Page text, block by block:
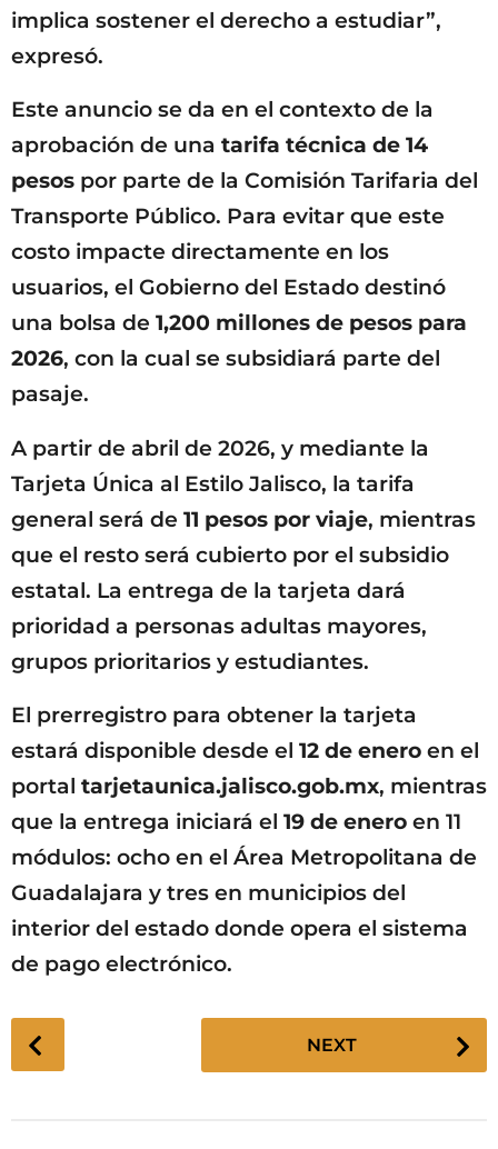
implica sostener el derecho a estudiar”,
expresó.
Este anuncio se da en el contexto de la
aprobación de una tarifa técnica de 14
pesos por parte de la Comisión Tarifaria del
Transporte Público. Para evitar que este
costo impacte directamente en los
usuarios, el Gobierno del Estado destinó
una bolsa de 1,200 millones de pesos para
2026, con la cual se subsidiará parte del
pasaje.
A partir de abril de 2026, y mediante la
Tarjeta Única al Estilo Jalisco, la tarifa
general será de 11 pesos por viaje, mientras
que el resto será cubierto por el subsidio
estatal. La entrega de la tarjeta dará
prioridad a personas adultas mayores,
grupos prioritarios y estudiantes.
El prerregistro para obtener la tarjeta
estará disponible desde el 12 de enero en el
portal tarjetaunica.jalisco.gob.mx, mientras
que la entrega iniciará el 19 de enero en 11
módulos: ocho en el Área Metropolitana de
Guadalajara y tres en municipios del
interior del estado donde opera el sistema
de pago electrónico.
o
NEXT